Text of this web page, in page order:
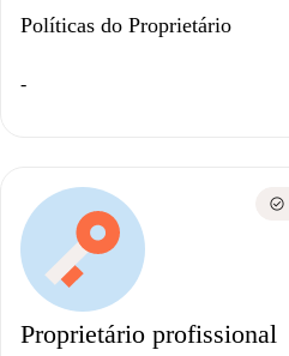
Políticas do Proprietário
-
Proprietário profissional
check_circle